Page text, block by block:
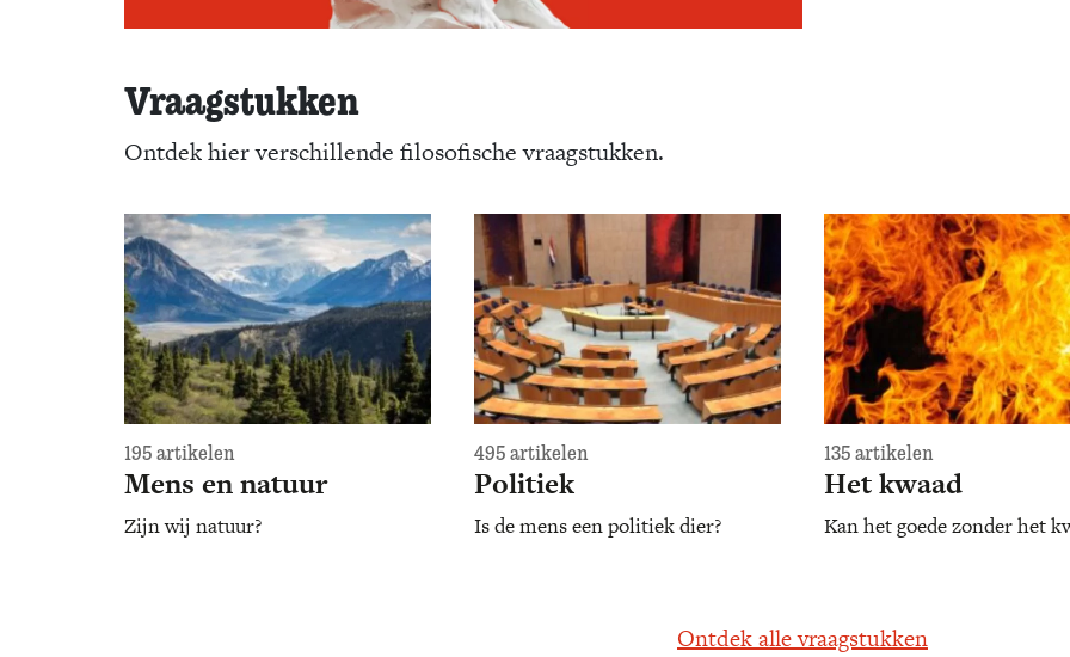
Vraagstukken
Ontdek hier verschillende filosofische vraagstukken.
195 artikelen
Mens en natuur
Zijn wij natuur?
495 artikelen
Politiek
Is de mens een politiek dier?
135 artikelen
Het kwaad
Kan het goede zonder het
Ontdek alle vraagstukken